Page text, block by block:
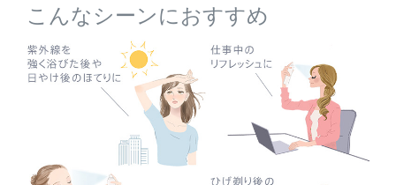
こんなシーンにおすすめ